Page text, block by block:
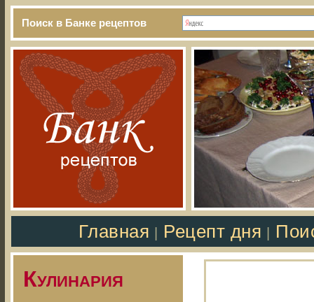
Поиск в Банке рецептов
Главная Рецепт дня
Кулинария